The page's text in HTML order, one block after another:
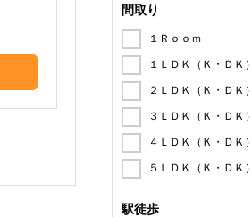
間取り
１Ｒｏｏｍ
１ＬＤＫ（Ｋ・ＤＫ）
２ＬＤＫ（Ｋ・ＤＫ）
３ＬＤＫ（Ｋ・ＤＫ）
４ＬＤＫ（Ｋ・ＤＫ）
５ＬＤＫ（Ｋ・ＤＫ）
駅徒歩